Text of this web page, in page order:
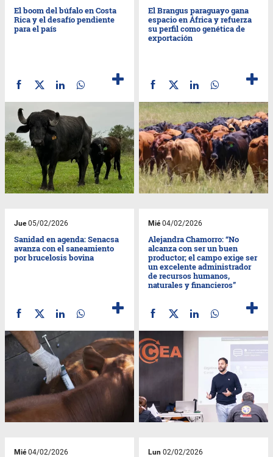
El boom del búfalo en Costa
Rica y el desafío pendiente
para el país
El Brangus paraguayo gana
espacio en África y refuerza
su perfil como genética de
exportación
Jue05/02/2026
Sanidad en agenda: Senacsa
avanza con el saneamiento
por brucelosis bovina
Mié04/02/2026
Alejandra Chamorro: “No
alcanza con ser un buen
productor; el campo exige ser
un excelente administrador
de recursos humanos,
naturales y financieros”
Mié04/02/2026 Lun 02/02/2026